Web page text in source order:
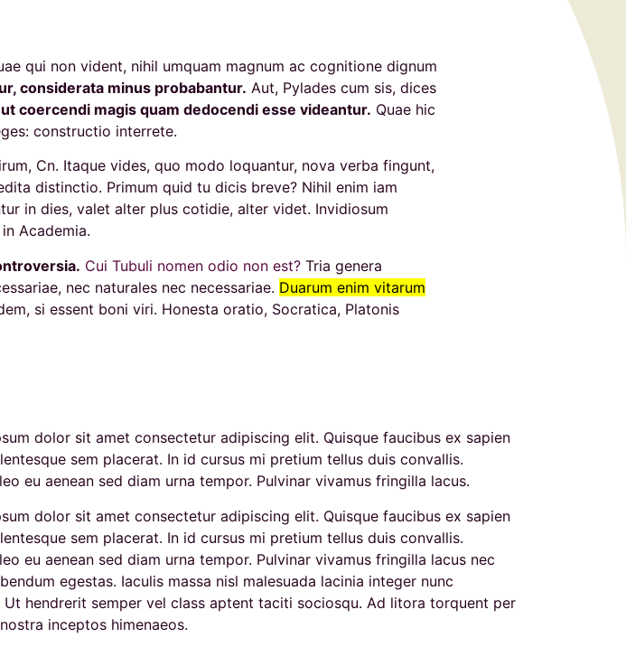
qui non vident, nihil umquam magnum ac cognitione dignum
considerata minus probabantur. Aut, Pylades cum sis, dices
coercendi magis quam dedocendi esse videantur. Quae hic
constructio interrete.
Cn. Itaque vides, quo modo loquantur, nova verba fingunt,
distinctio. Primum quid tu dicis breve? Nihil enim iam
in dies, valet alter plus cotidie, alter videt. Invidiosum
Academia.
Cui Tubuli nomen odio non est? Tria genera
nec naturales nec necessariae. Duarum enim vitarum
si essent boni viri. Honesta oratio, Socratica, Platonis
dolor sit amet consectetur adipiscing elit. Quisque faucibus ex sapien
sem placerat. In id cursus mi pretium tellus duis convallis.
eu aenean sed diam urna tempor. Pulvinar vivamus fringilla lacus.
dolor sit amet consectetur adipiscing elit. Quisque faucibus ex sapien
sem placerat. In id cursus mi pretium tellus duis convallis.
eu aenean sed diam urna tempor. Pulvinar vivamus fringilla lacus nec
egestas. Iaculis massa nisl malesuada lacinia integer nunc
Ut hendrerit semper vel class aptent taciti sociosqu. Ad litora torquent per
inceptos himenaeos.